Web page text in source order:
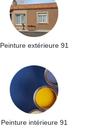
Peinture extérieure 91
Peinture intérieure 91